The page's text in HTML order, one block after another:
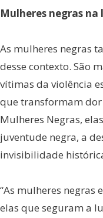
Mulheres negras
As mulheres negras
desse contexto. São
vítimas da violência
que transformam dor
Mulheres Negras,
juventude negra, a
invisibilidade
“As mulheres negras
elas que seguram a